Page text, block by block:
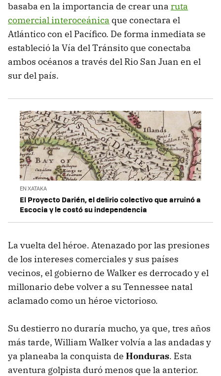
basaba en la importancia de crear una ruta
comercial interoceánica que conectara el
Atlántico con el Pacífico. De forma inmediata se
estableció la Vía del Tránsito que conectaba
ambos océanos a través del Rio San Juan en el
sur del país.
EN XATAKA
El Proyecto Darién, el delirio colectivo que arruinó a
Escocia y le costó su independencia
La vuelta del héroe. Atenazado por las presiones
de los intereses comerciales y sus países
vecinos, el gobierno de Walker es derrocado y el
millonario debe volver a su Tennessee natal
aclamado como un héroe victorioso.
Su destierro no duraría mucho, ya que, tres años
más tarde, William Walker volvía a las andadas y
ya planeaba la conquista de Honduras. Esta
aventura golpista duró menos que la anterior.